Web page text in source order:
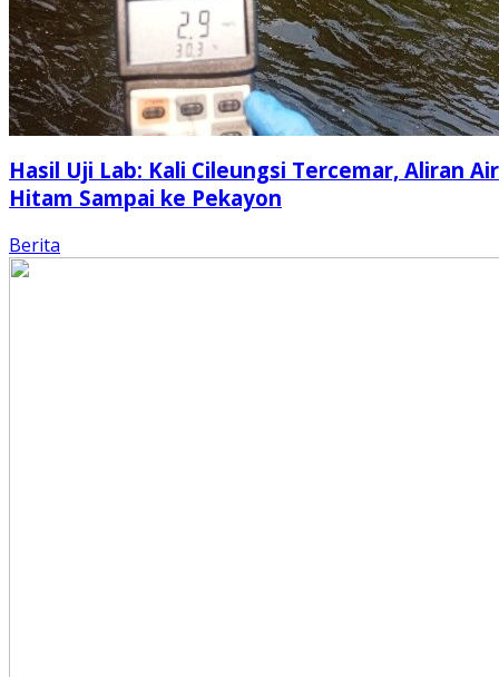
Hasil Uji Lab: Kali Cileungsi Tercemar, Aliran Air
Hitam Sampai ke Pekayon
Berita